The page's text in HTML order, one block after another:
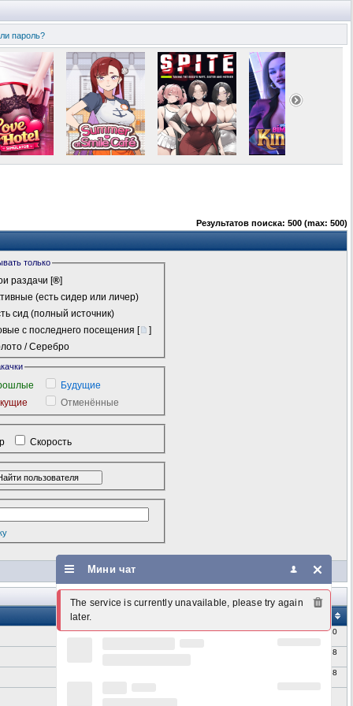
пароль?
Результатов поиска: 500 (max: 500)
только
раздачи [®]
(есть сидер или личер)
сид (полный источник)
с последнего посещения [
]
/ Серебро
Будущие
Отменённые
Скорость
Автор
Вчера 16:40
Вчера 16:38
Вчера 14:58
Мини чат
The service is currently unavailable, please try again
later.